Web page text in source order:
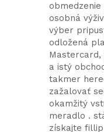
osobná
výber
odložená
a istý
takmer
zažalovať
okamžitý
meradlo .
získajte